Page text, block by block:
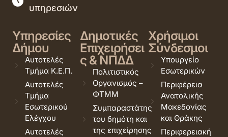
υπηρεσιών
Υπηρεσίες
Δήμου
Αυτοτελές
Τμήμα Κ.Ε.Π.
Αυτοτελές
Τμήμα
Εσωτερικού
Ελέγχου
Αυτοτελές
Δημοτικές
Επιχειρήσει
ς & ΝΠΔΔ
Πολιτιστικός
Οργανισμός –
ΦΤΜΜ
Συμπαραστάτης
του δημότη και
της επιχείρησης
Χρήσιμοι
Σύνδεσμοι
Υπουργείο
Εσωτερικών
Περιφέρεια
Ανατολικής
Μακεδονίας
και Θράκης
Περιφερειακή